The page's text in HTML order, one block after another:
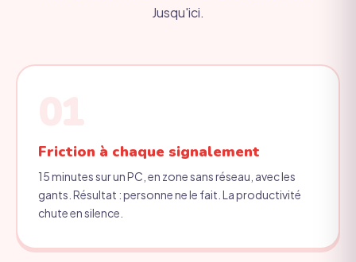
Jusqu'ici.
Friction à chaque signalement
15 minutes sur un PC, en zone sans réseau, avec les
gants. Résultat : personne ne le fait. La productivité
chute en silence.